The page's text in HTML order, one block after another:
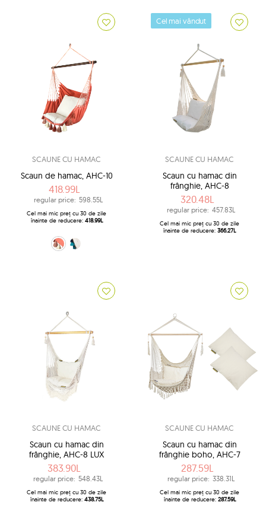
SCAUNE CU HAMAC
Scaun de hamac, AHC-10
418.99L
regular price: 598.55L
Cel mai mic preț cu 30 de zile
înainte de reducere: 418.99L
Salmon (12)
albastru-ecru (209b)
Cel mai vândut
SCAUNE CU HAMAC
Scaun cu hamac din
frânghie, AHC-8
320.48L
regular price: 457.83L
Cel mai mic preț cu 30 de zile
înainte de reducere: 366.27L
SCAUNE CU HAMAC
Scaun cu hamac din
frânghie, AHC-8 LUX
383.90L
regular price: 548.43L
Cel mai mic preț cu 30 de zile
înainte de reducere: 438.75L
SCAUNE CU HAMAC
Scaun cu hamac din
frânghie boho, AHC-7
287.59L
regular price: 338.31L
Cel mai mic preț cu 30 de zile
înainte de reducere: 287.59L